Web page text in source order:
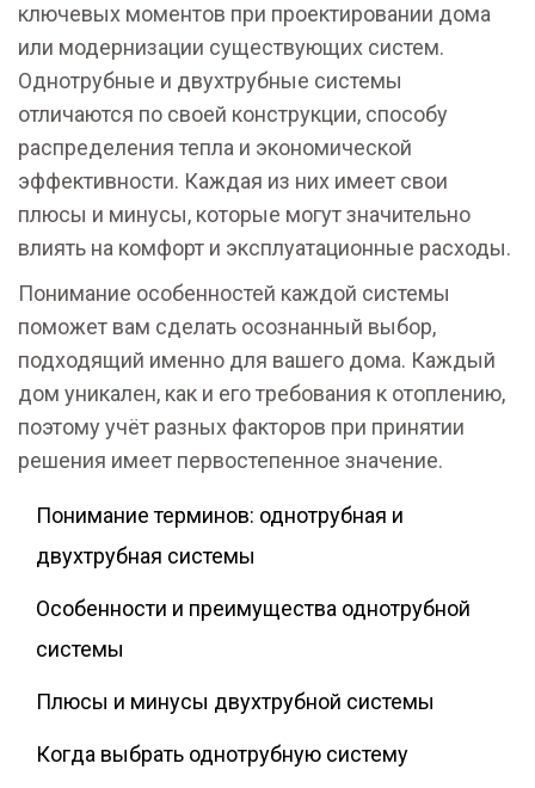
ключевых моментов при проектировании дома
или модернизации существующих систем.
Однотрубные и двухтрубные системы
отличаются по своей конструкции, способу
распределения тепла и экономической
эффективности. Каждая из них имеет свои
плюсы и минусы, которые могут значительно
влиять на комфорт и эксплуатационные расходы.
Понимание особенностей каждой системы
поможет вам сделать осознанный выбор,
подходящий именно для вашего дома. Каждый
дом уникален, как и его требования к отоплению,
поэтому учёт разных факторов при принятии
решения имеет первостепенное значение.
Понимание терминов: однотрубная и
двухтрубная системы
Особенности и преимущества однотрубной
системы
Плюсы и минусы двухтрубной системы
Когда выбрать однотрубную систему